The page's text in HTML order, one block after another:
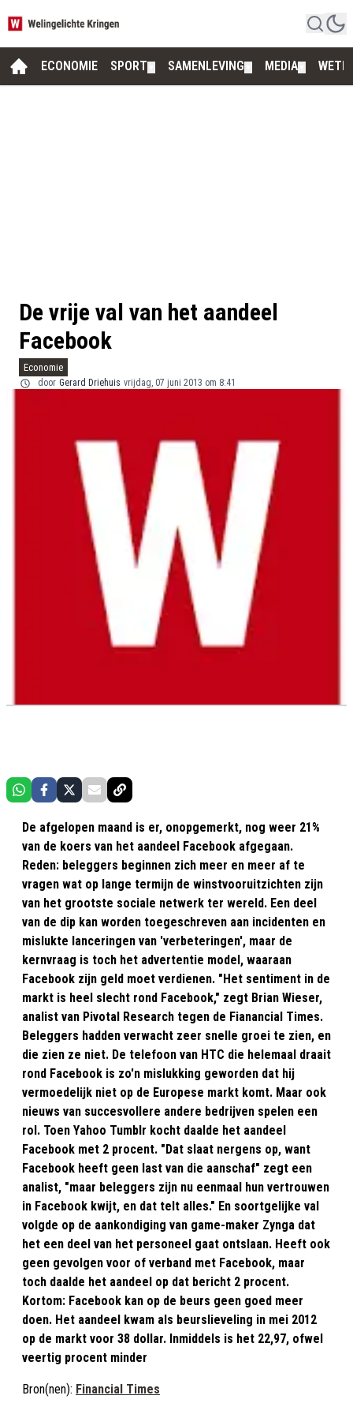
ECONOMIE SPORT SAMENLEVING MEDIA
De vrije val van het aandeel
Facebook
Economie
door Gerard Driehuis vrijdag, 07 juni 2013 om 8:41
De afgelopen maand is er, onopgemerkt, nog weer 21%
van de koers van het aandeel Facebook afgegaan.
Reden: beleggers beginnen zich meer en meer af te
vragen wat op lange termijn de winstvooruitzichten zijn
van het grootste sociale netwerk ter wereld. Een deel
van de dip kan worden toegeschreven aan incidenten en
mislukte lanceringen van 'verbeteringen', maar de
kernvraag is toch het advertentie model, waaraan
Facebook zijn geld moet verdienen. "Het sentiment in de
markt is heel slecht rond Facebook," zegt Brian Wieser,
analist van Pivotal Research tegen de Fianancial Times.
Beleggers hadden verwacht zeer snelle groei te zien, en
die zien ze niet. De telefoon van HTC die helemaal draait
rond Facebook is zo'n mislukking geworden dat hij
vermoedelijk niet op de Europese markt komt. Maar ook
nieuws van succesvollere andere bedrijven spelen een
rol. Toen Yahoo Tumblr kocht daalde het aandeel
Facebook met 2 procent. "Dat slaat nergens op, want
Facebook heeft geen last van die aanschaf" zegt een
analist, "maar beleggers zijn nu eenmaal hun vertrouwen
in Facebook kwijt, en dat telt alles." En soortgelijke val
volgde op de aankondiging van game-maker Zynga dat
het een deel van het personeel gaat ontslaan. Heeft ook
geen gevolgen voor of verband met Facebook, maar
toch daalde het aandeel op dat bericht 2 procent.
Kortom: Facebook kan op de beurs geen goed meer
doen. Het aandeel kwam als beurslieveling in mei 2012
op de markt voor 38 dollar. Inmiddels is het 22,97, ofwel
veertig procent minder
Bron(nen): Financial Times